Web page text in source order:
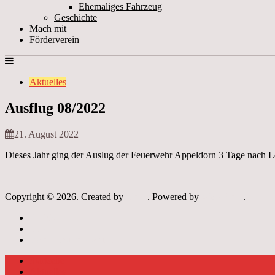
Ehemaliges Fahrzeug
Geschichte
Mach mit
Förderverein
Aktuelles
Ausflug 08/2022
21. August 2022
Dieses Jahr ging der Auslug der Feuerwehr Appeldorn 3 Tage nach
Copyright © 2026. Created by . Powered by
.